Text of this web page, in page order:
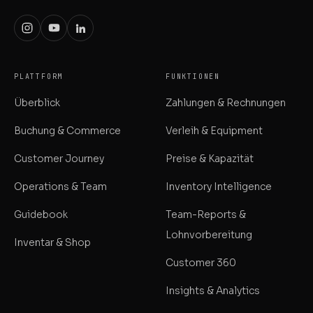
PLATTFORM
Überblick
Buchung & Commerce
Customer Journey
Operations & Team
Guidebook
Inventar & Shop
FUNKTIONEN
Zahlungen & Rechnungen
Verleih & Equipment
Preise & Kapazität
Inventory Intelligence
Team-Reports &
Lohnvorbereitung
Customer 360
Insights & Analytics